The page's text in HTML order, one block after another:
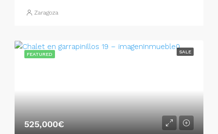
Zaragoza
FEATURED SALE
525,000€